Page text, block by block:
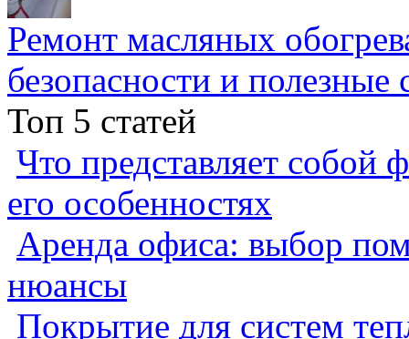
Ремонт масляных
безопасности и полезные
Топ 5 статей
Что представляет собой
его особенностях
Аренда офиса: выбор
нюансы
Покрытие для систем